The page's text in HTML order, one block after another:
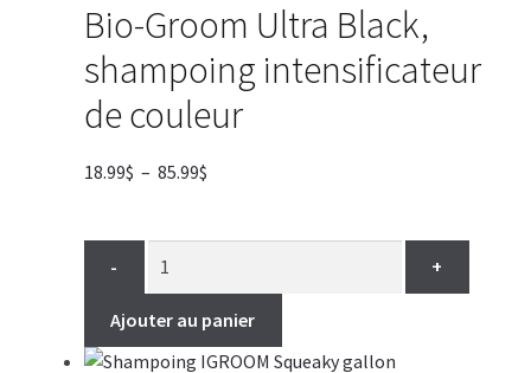
Bio-Groom Ultra Black,
shampoing intensificateur
de couleur
18.99$ – 85.99$Plage
à
85.99$
- +
Ajouter au panier